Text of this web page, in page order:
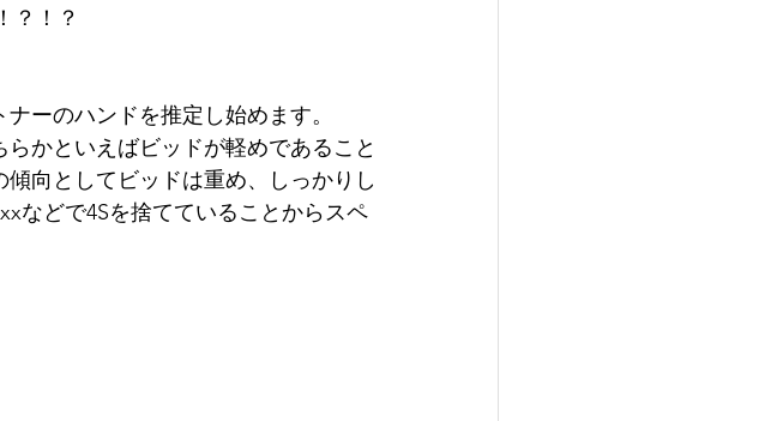
？！？
ーのハンドを推定し始めます。
かといえばビッドが軽めであること
向としてビッドは重め、しっかりし
などで4Sを捨てていることからスペ